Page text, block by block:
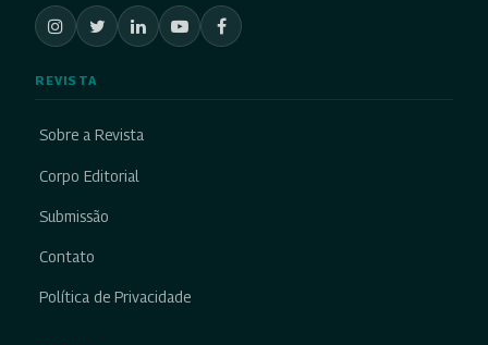
REVISTA
Sobre a Revista
Corpo Editorial
Submissão
Contato
Política de Privacidade